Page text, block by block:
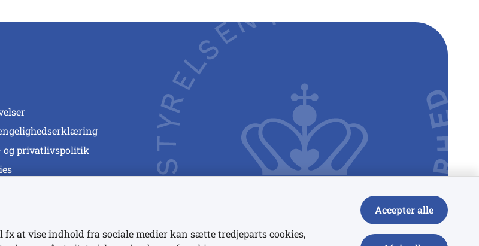
og privatlivspolitik
at vise indhold fra sociale medier kan sætte tredjeparts cookies,
Accepter alle